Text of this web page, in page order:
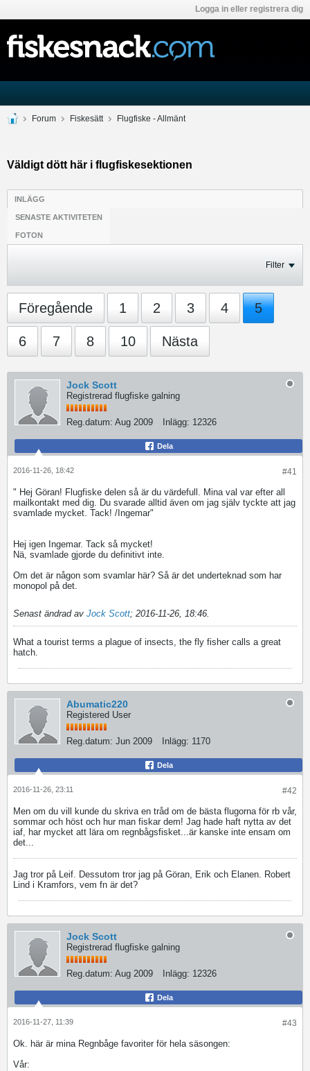
Logga in eller registrera dig
Forum Fiskesätt Flugfiske - Allmänt
Väldigt dött här i flugfiskesektionen
INLÄGG
SENASTE AKTIVITETEN
FOTON
Filter
Föregående 1 2 3 4 5
6 7 8 10 Nästa
Jock Scott
Registrerad flugfiske galning
Reg.datum: Aug 2009 Inlägg: 12326
Dela
#41
2016-11-26, 18:42
" Hej Göran! Flugfiske delen så är du värdefull. Mina val var efter all
mailkontakt med dig. Du svarade alltid även om jag själv tyckte att jag
svamlade mycket. Tack! /Ingemar"
Hej igen Ingemar. Tack så mycket!
Nä, svamlade gjorde du definitivt inte.
Om det är någon som svamlar här? Så är det underteknad som har
monopol på det.
Senast ändrad av Jock Scott; 2016-11-26, 18:46.
What a tourist terms a plague of insects, the fly fisher calls a great
hatch.
Abumatic220
Registered User
Reg.datum: Jun 2009 Inlägg: 1170
Dela
#42
2016-11-26, 23:11
Men om du vill kunde du skriva en tråd om de bästa flugorna för rb vår,
sommar och höst och hur man fiskar dem! Jag hade haft nytta av det
iaf, har mycket att lära om regnbågsfisket...är kanske inte ensam om
det...
Jag tror på Leif. Dessutom tror jag på Göran, Erik och Elanen. Robert
Lind i Kramfors, vem fn är det?
Jock Scott
Registrerad flugfiske galning
Reg.datum: Aug 2009 Inlägg: 12326
Dela
#43
2016-11-27, 11:39
Ok. här är mina Regnbåge favoriter för hela säsongen:
Vår: